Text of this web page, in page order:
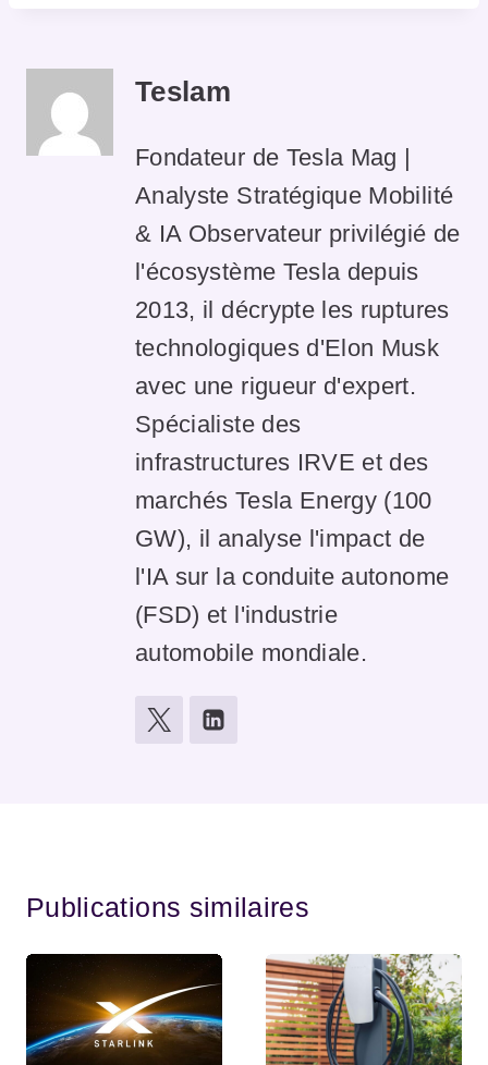
Teslam
Fondateur de Tesla Mag |
Analyste Stratégique Mobilité
& IA Observateur privilégié de
l'écosystème Tesla depuis
2013, il décrypte les ruptures
technologiques d'Elon Musk
avec une rigueur d'expert.
Spécialiste des
infrastructures IRVE et des
marchés Tesla Energy (100
GW), il analyse l'impact de
l'IA sur la conduite autonome
(FSD) et l'industrie
automobile mondiale.
Publications similaires